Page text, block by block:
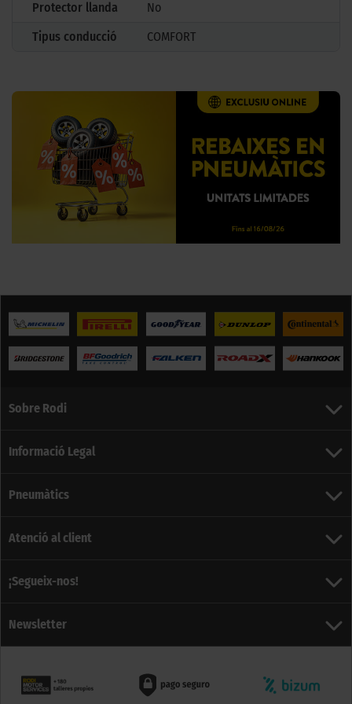
Protector llanda
No
Tipus conducció
COMFORT
Sobre Rodi
Informació Legal
Pneumàtics
Atenció al client
¡Segueix-nos!
Newsletter